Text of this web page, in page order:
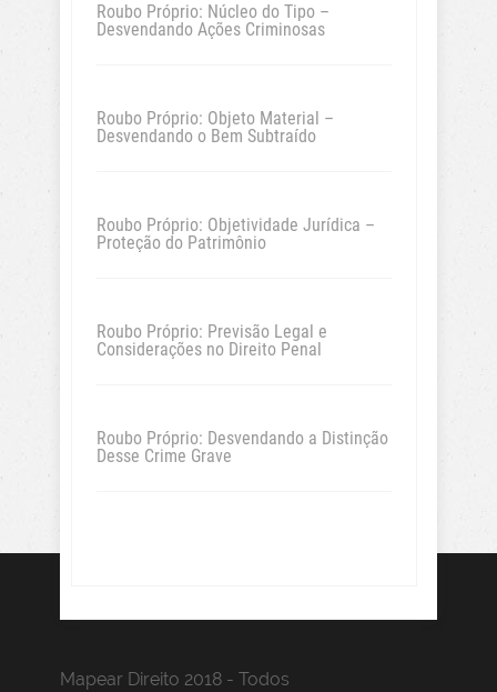
Roubo Próprio: Núcleo do Tipo –
Desvendando Ações Criminosas
Roubo Próprio: Objeto Material –
Desvendando o Bem Subtraído
Roubo Próprio: Objetividade Jurídica –
Proteção do Patrimônio
Roubo Próprio: Previsão Legal e
Considerações no Direito Penal
Roubo Próprio: Desvendando a Distinção
Desse Crime Grave
Mapear Direito 2018 - Todos